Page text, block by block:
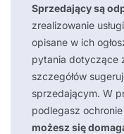
Sprzedający są
zrealizowanie
opisane w ich
pytania dotyczące
szczegółów
sprzedającym. W
podlegasz
możesz się